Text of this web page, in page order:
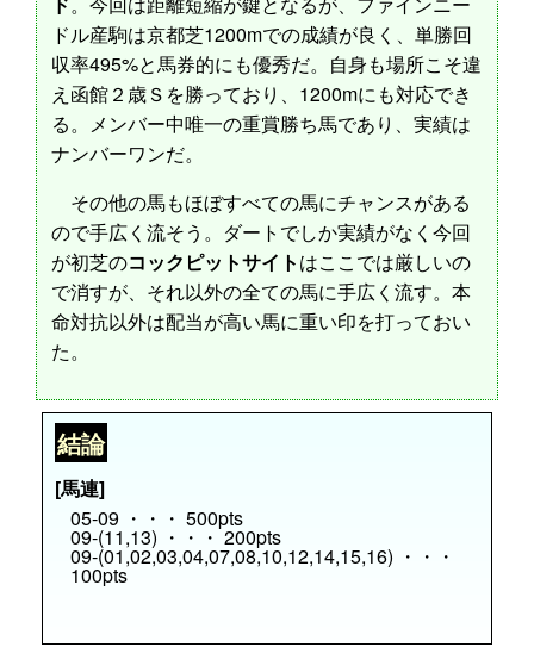
ドル産駒は京都芝1200mでの成績が良く、単勝回
収率495%と馬券的にも優秀だ。自身も場所こそ違
え函館２歳Ｓを勝っており、1200mにも対応でき
る。メンバー中唯一の重賞勝ち馬であり、実績は
ナンバーワンだ。
その他の馬もほぼすべての馬にチャンスがある
ので手広く流そう。ダートでしか実績がなく今回
が初芝のコックピットサイトはここでは厳しいの
で消すが、それ以外の全ての馬に手広く流す。本
命対抗以外は配当が高い馬に重い印を打っておい
た。
結論
[馬連]
05-09 ・・・ 500pts
09-(11,13) ・・・ 200pts
09-(01,02,03,04,07,08,10,12,14,15,16) ・・・
100pts